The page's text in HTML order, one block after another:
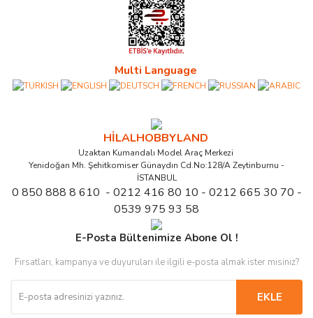
Multi Language
HİLALHOBBYLAND
Uzaktan Kumandalı Model Araç Merkezi
Yenidoğan Mh. Şehitkomiser Günaydın Cd.No:128/A Zeytinburnu -
İSTANBUL
0 850 888 8 610 - 0212 416 80 10 - 0212 665 30 70 -
0539 975 93 58
E-Posta Bültenimize Abone Ol !
Fırsatları, kampanya ve duyuruları ile ilgili e-posta almak ister misiniz?
EKLE